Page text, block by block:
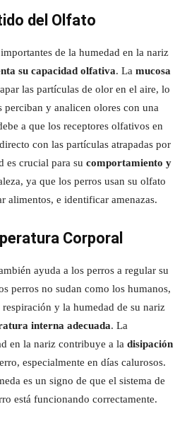
del Olfato
de la humedad en la nariz
su capacidad olfativa. La mucosa
las partículas de olor en el aire, lo
perciban y analicen olores con una
a que los receptores olfativos en
con las partículas atrapadas por
es crucial para su comportamiento y
ya que los perros usan su olfato
alimentos, e identificar amenazas.
Corporal
ayuda a los perros a regular su
perros no sudan como los humanos,
y la humedad de su nariz
interna adecuada. La
en la nariz contribuye a la disipación
especialmente en días calurosos.
es un signo de que el sistema de
está funcionando correctamente.